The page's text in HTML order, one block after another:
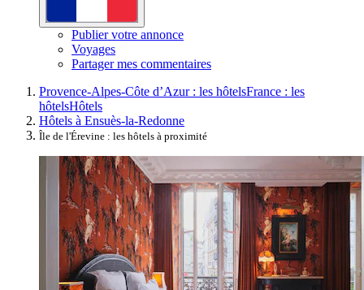
Publier votre annonce
Voyages
Partager mes commentaires
Provence-Alpes-Côte d’Azur : les hôtelsFrance : les
hôtelsHôtels
Hôtels à Ensuès-la-Redonne
Île de l'Érevine : les hôtels à proximité